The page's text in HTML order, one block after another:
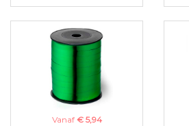
Vanaf € 5,94